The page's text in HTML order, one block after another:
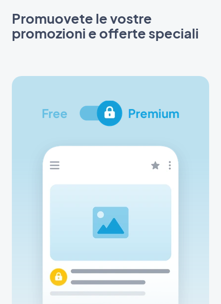
Promuovete le vostre
promozioni e offerte speciali